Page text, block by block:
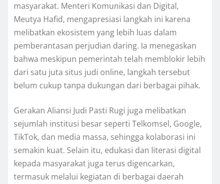
masyarakat. Menteri Komunikasi dan Digital,
Meutya Hafid, mengapresiasi langkah ini karena
melibatkan ekosistem yang lebih luas dalam
pemberantasan perjudian daring. Ia menegaskan
bahwa meskipun pemerintah telah memblokir lebih
dari satu juta situs judi online, langkah tersebut
belum cukup tanpa dukungan dari berbagai pihak.
Gerakan Aliansi Judi Pasti Rugi juga melibatkan
sejumlah institusi besar seperti Telkomsel, Google,
TikTok, dan media massa, sehingga kolaborasi ini
semakin kuat. Selain itu, edukasi dan literasi digital
kepada masyarakat juga terus digencarkan,
termasuk melalui kegiatan di berbagai daerah